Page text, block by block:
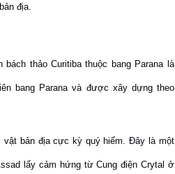
bản địa.
thảo Curitiba thuộc bang Parana là
bang Parana và được xây dựng theo
vật bản địa cực kỳ quý hiếm. Đây là một
lấy cảm hứng từ Cung điện Crytal ở